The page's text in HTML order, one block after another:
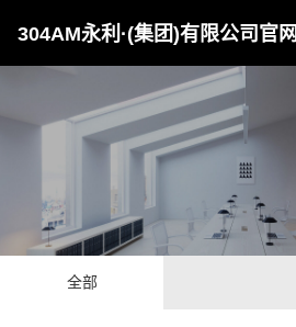
304AM永利·(集团)有限公司官网
全部